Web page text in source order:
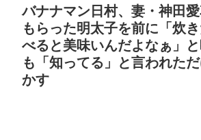
バナナマン日村、妻・神田
もらった明太子を前に「炊
べると美味いんだよなぁ」
も「知ってる」と言われた
かす